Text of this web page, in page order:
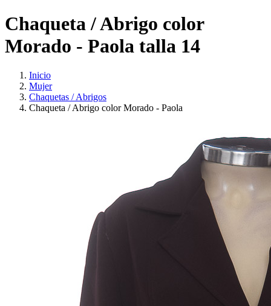
Chaqueta / Abrigo color
Morado - Paola talla 14
Inicio
Mujer
Chaquetas / Abrigos
Chaqueta / Abrigo color Morado - Paola